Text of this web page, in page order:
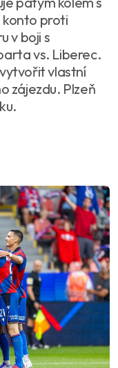
konto proti
v boji s
vs. Liberec.
vlastní
zájezdu. Plzeň